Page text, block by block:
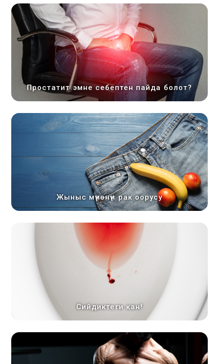
Простатит эмне себептен пайда болот?
Жыныс мүчөнүн рак оорусу
Сийдиктеги кан!